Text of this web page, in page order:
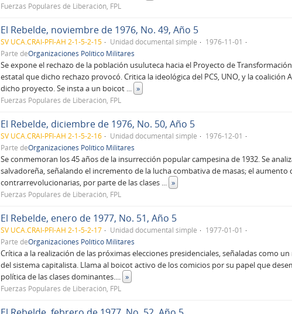
Fuerzas Populares de Liberación, FPL
El Rebelde, noviembre de 1976, No. 49, Año 5
SV UCA.CRAI-PFI-AH 2-1-5-2-15 Unidad documental simple
1976-11-01
Parte deOrganizaciones Político Militares
Se expone el rechazo de la población usuluteca hacia el Proyecto de
estatal que dicho rechazo provocó. Critica la ideológica del PCS, UNO, y la coalición
dicho proyecto. Se insta a un boicot ... »
Fuerzas Populares de Liberación, FPL
El Rebelde, diciembre de 1976, No. 50, Año 5
SV UCA.CRAI-PFI-AH 2-1-5-2-16 Unidad documental simple
1976-12-01
Parte deOrganizaciones Político Militares
Se conmemoran los 45 años de la insurrección popular campesina de 1932. Se
salvadoreña, señalando el incremento de la lucha combativa de masas; el aumento
contrarrevolucionarias, por parte de las clases ... »
Fuerzas Populares de Liberación, FPL
El Rebelde, enero de 1977, No. 51, Año 5
SV UCA.CRAI-PFI-AH 2-1-5-2-17 Unidad documental simple
1977-01-01
Parte deOrganizaciones Político Militares
Crítica a la realización de las próximas elecciones presidenciales, señaladas como
del sistema capitalista. Llama al boicot activo de los comicios por su papel que
política de las clases dominantes.... »
Fuerzas Populares de Liberación, FPL